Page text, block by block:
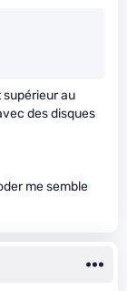
supérieur au
des disques
me semble